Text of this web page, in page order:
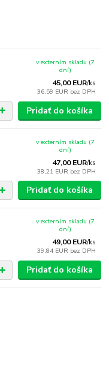
45,00 EUR/ks
36,59 EUR bez DPH
v externím skladu (7
dní)
Pridať do košíka
47,00 EUR/ks
38,21 EUR bez DPH
v externím skladu (7
dní)
Pridať do košíka
49,00 EUR/ks
39,84 EUR bez DPH
v externím skladu (7
dní)
Pridať do košíka